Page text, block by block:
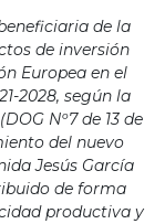
de la
de inversión
Europea en el
2028, según la
Nº7 de 13 de
del nuevo
Jesús García
de forma
productiva y